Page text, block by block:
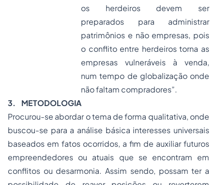
os herdeiros devem ser
preparados para administrar
patrimônios e não empresas, pois
o conflito entre herdeiros torna as
empresas vulneráveis à venda,
num tempo de globalização onde
não faltam compradores”.
3. METODOLOGIA
Procurou-se abordar o tema de forma qualitativa, onde
buscou-se para a análise básica interesses universais
baseados em fatos ocorridos, a fim de auxiliar futuros
empreendedores ou atuais que se encontram em
conflitos ou desarmonia. Assim sendo, possam ter a